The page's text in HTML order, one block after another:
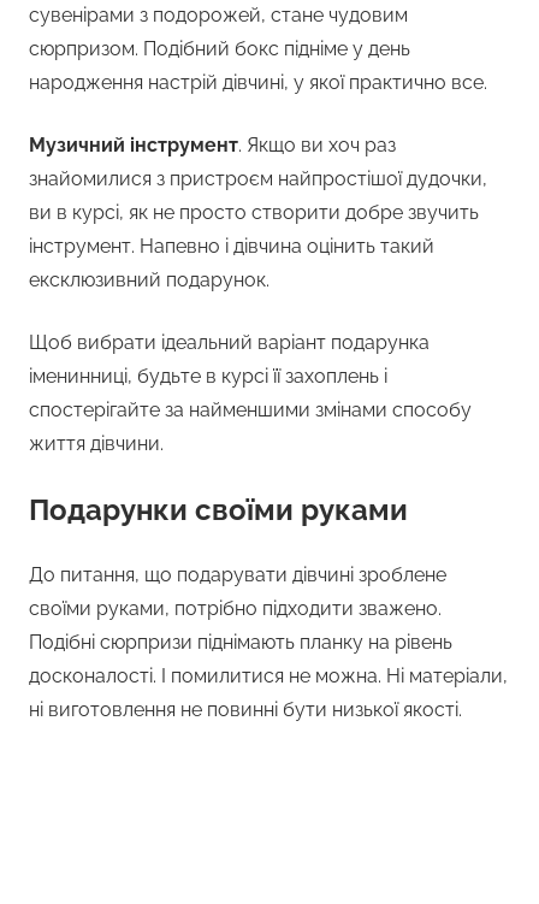
сувенірами з подорожей, стане чудовим
сюрпризом. Подібний бокс підніме у день
народження настрій дівчині, у якої практично все.
Музичний інструмент. Якщо ви хоч раз
знайомилися з пристроєм найпростішої дудочки,
ви в курсі, як не просто створити добре звучить
інструмент. Напевно і дівчина оцінить такий
ексклюзивний подарунок.
Щоб вибрати ідеальний варіант подарунка
іменинниці, будьте в курсі її захоплень і
спостерігайте за найменшими змінами способу
життя дівчини.
Подарунки своїми руками
До питання, що подарувати дівчині зроблене
своїми руками, потрібно підходити зважено.
Подібні сюрпризи піднімають планку на рівень
досконалості. І помилитися не можна. Ні матеріали,
ні виготовлення не повинні бути низької якості.